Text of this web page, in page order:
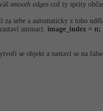
smooth edges což ty sprity
sebe a automaticky z toho
animaci. image_index = n;
se objekt a nastaví se na